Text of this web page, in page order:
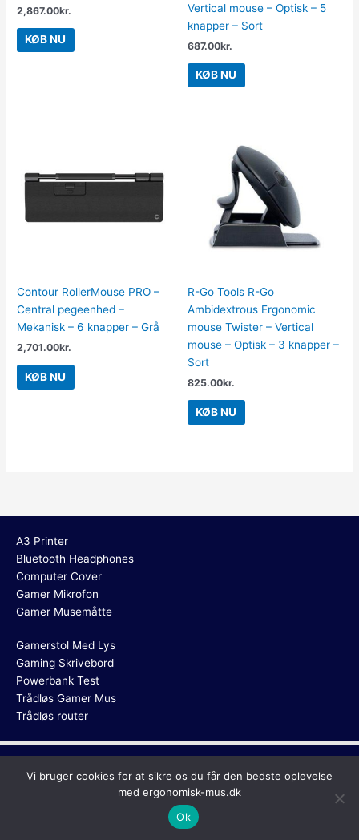
2,867.00kr.
KØB NU
Vertical mouse – Optisk – 5
knapper – Sort
687.00kr.
KØB NU
Contour RollerMouse PRO –
Central pegeenhed –
Mekanisk – 6 knapper – Grå
2,701.00kr.
KØB NU
R-Go Tools R-Go
Ambidextrous Ergonomic
mouse Twister – Vertical
mouse – Optisk – 3 knapper –
Sort
825.00kr.
KØB NU
A3 Printer
Bluetooth Headphones
Computer Cover
Gamer Mikrofon
Gamer Musemåtte
Gamerstol Med Lys
Gaming Skrivebord
Powerbank Test
Trådløs Gamer Mus
Trådløs router
Copyright © 2026 Ergonomisk Mus
Vi bruger cookies for at sikre os du får den bedste oplevelse
med ergonomisk-mus.dk
Ok